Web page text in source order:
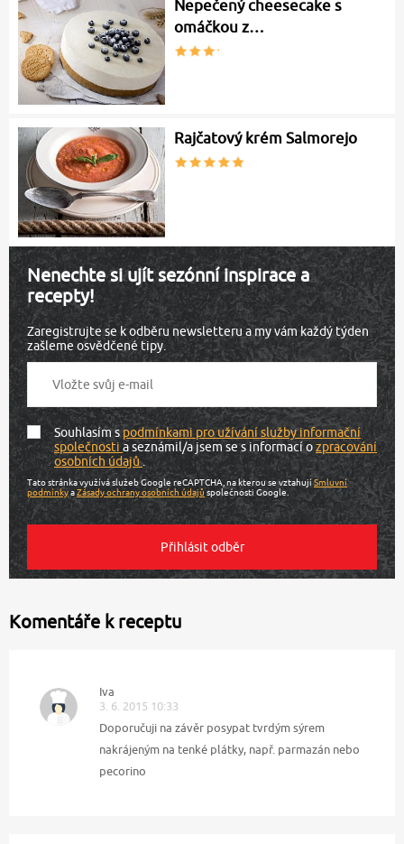
Nepečený cheesecake s
omáčkou z…
Rajčatový krém Salmorejo
Nenechte si ujít sezónní inspirace a
recepty!
Zaregistrujte se k odběru newsletteru a my vám každý týden
zašleme osvědčené tipy.
Souhlasím spodmínkami pro užívání služby informační
společnostia seznámil/a jsem se s informací ozpracování
osobních údajů.
Tato stránka využívá služeb Google reCAPTCHA, na kterou se vztahujíSmluvní
podmínkyaZásady ochrany osobních údajů společnosti Google.
Komentáře k receptu
Iva
3. 6. 2015 10:33
Doporučuji na závěr posypat tvrdým sýrem
nakrájeným na tenké plátky, např. parmazán nebo
pecorino